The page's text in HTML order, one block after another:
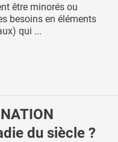
être minorés ou
besoins en éléments
qui ...
du siècle ?